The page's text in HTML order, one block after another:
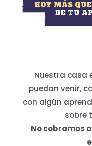
HOY MÁS
DE TU
Nuestra casa
puedan venir,
con algún
sobre
No cobramos